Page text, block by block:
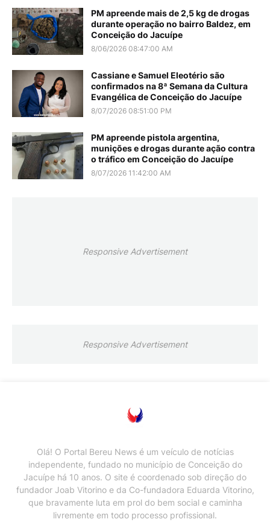
PM apreende mais de 2,5 kg de drogas
durante operação no bairro Baldez, em
Conceição do Jacuípe
8/06/2026 08:47:00 AM
Cassiane e Samuel Eleotério são
confirmados na 8ª Semana da Cultura
Evangélica de Conceição do Jacuípe
8/07/2026 08:51:00 PM
PM apreende pistola argentina,
munições e drogas durante ação contra
o tráfico em Conceição do Jacuípe
8/07/2026 11:42:00 AM
Responsive Advertisement
Responsive Advertisement
Olá! O Portal Bereu News é um veículo de notícias
independente, fundado no município de Conceição do
Jacuípe há 10 anos. O site é coordenado sob direção do
fundador Joab Vitorino e da Co-fundadora Eduarda Vitorino,
que bravamente luta em prol do bem social e caminha
livremente em todo processo profissional.